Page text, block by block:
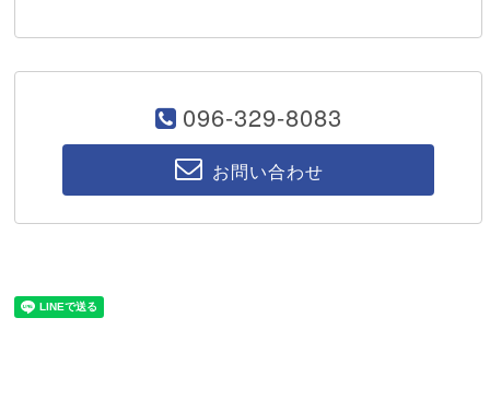
096-329-8083
お問い合わせ